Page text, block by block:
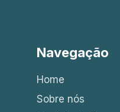
Navegação
Home
Sobre nós